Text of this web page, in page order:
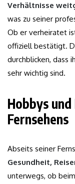
Verhältnisse
was zu seiner
Ob er verheiratet
offiziell bestätigt.
durchblicken, dass
sehr wichtig sind.
Hobbys
Fernsehens
Abseits seiner
Gesundheit,
unterwegs, ob beim